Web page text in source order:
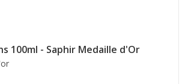
100ml - Saphir Medaille d'Or